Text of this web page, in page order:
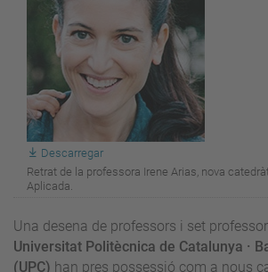
Descarregar
Retrat de la professora Irene Arias, nova
Aplicada.
Una desena de professors i set
Universitat Politècnica de Catalunya ·
(UPC) han pres possessió com a nous